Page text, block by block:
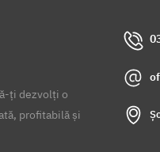
ți dezvolți o
profitabilă și